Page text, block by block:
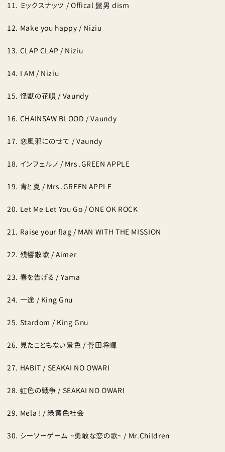
ミックスナッツ / Offical 髭男 dism
Make you happy / Niziu
CLAP CLAP / Niziu
I AM / Niziu
怪獣の花唄 / Vaundy
CHAINSAW BLOOD / Vaundy
恋風邪にのせて / Vaundy
インフェルノ / Mrs .GREEN APPLE
青と夏 / Mrs .GREEN APPLE
Let Me Let You Go / ONE OK ROCK
Raise your flag / MAN WITH THE MISSION
残響散歌 / Aimer
春を告げる / Yama
一途 / King Gnu
Stardom / King Gnu
見たこともない景色 / 菅田将暉
HABIT / SEAKAI NO OWARI
虹色の戦争 / SEAKAI NO OWARI
Mela ! / 緑黄色社会
シーソーゲーム ~勇敢な恋の歌~ / Mr.Children